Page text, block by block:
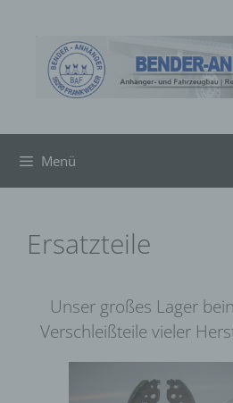
springen
Menü
Ersatzteile
Unser großes Lager
Verschleißteile vieler